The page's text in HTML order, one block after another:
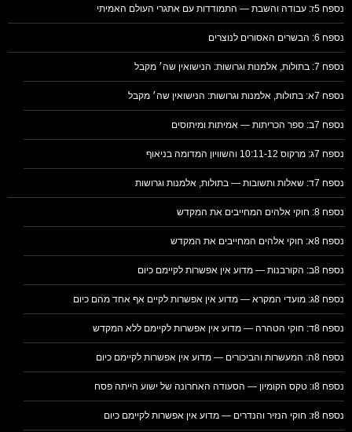
נספח 5ז: עבודה והשבת — התמודדות עם אתגרי העולם האמיתי
נספח 6: הבשרים האסורים לנוצרים
נספח 7: בתולות, אלמנות וגרושות: הנישואין שה׳ מקבל
נספח 7א: בתולות, אלמנות וגרושות: הנישואין שה׳ מקבל
נספח 7ב: ספר הכריתות — אמיתות ומיתוסים
נספח 7ג: מרקוס 10:11-12 והשוויון המדומה בניאוף
נספח 7ד: שאלות ותשובות — בתולות, אלמנות וגרושות
נספח 8: חוקי אלהים המחייבים את המקדש
נספח 8א: חוקי אלהים המחייבים את המקדש
נספח 8ב: הקורבנות — מדוע אין אפשרות לקיימם כיום
נספח 8ג: מועדי המקרא — מדוע אין אפשרות לקיים אף אחד מהם כיום
נספח 8ד: חוקי הטהרה — מדוע אין אפשרות לקיימם ללא המקדש
נספח 8ה: המעשרות והביכורים — מדוע אין אפשרות לקיימם כיום
נספח 8ו: טקס הקומיון — הסעודה האחרונה של ישוע הייתה פסח
נספח 8ז: חוקי הנזיר והנדרים — מדוע אין אפשרות לקיימם כיום